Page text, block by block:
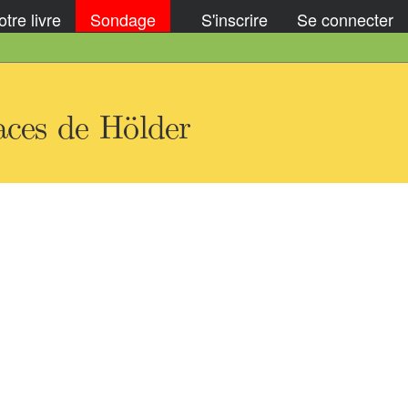
livre Sondage S'inscrire Se connecter
de Hölder